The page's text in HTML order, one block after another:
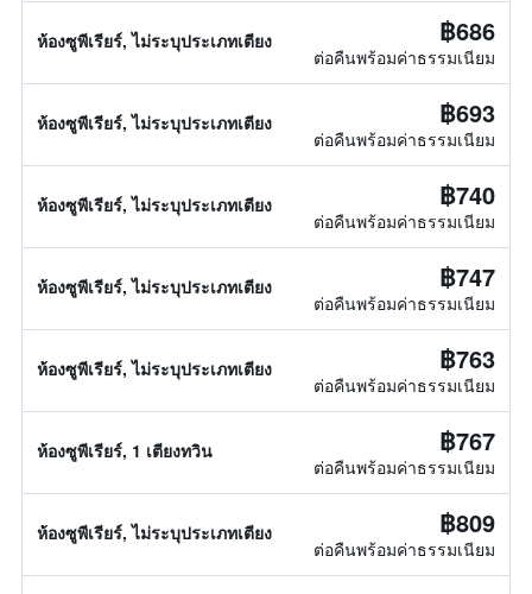
ห้องซูพีเรียร์, ไม่ระบุประเภทเตียง ฿686
ต่อคืนพร้อมค่าธรรมเนียม
ห้องซูพีเรียร์, ไม่ระบุประเภทเตียง ฿693
ต่อคืนพร้อมค่าธรรมเนียม
ห้องซูพีเรียร์, ไม่ระบุประเภทเตียง ฿740
ต่อคืนพร้อมค่าธรรมเนียม
ห้องซูพีเรียร์, ไม่ระบุประเภทเตียง ฿747
ต่อคืนพร้อมค่าธรรมเนียม
ห้องซูพีเรียร์, ไม่ระบุประเภทเตียง ฿763
ต่อคืนพร้อมค่าธรรมเนียม
ห้องซูพีเรียร์, 1 เตียงทวิน ฿767
ต่อคืนพร้อมค่าธรรมเนียม
ห้องซูพีเรียร์, ไม่ระบุประเภทเตียง ฿809
ต่อคืนพร้อมค่าธรรมเนียม